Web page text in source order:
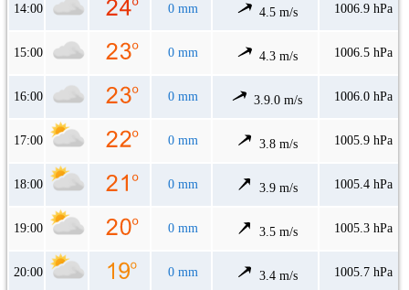
14:00 0 mm 4.5 m/s 1006.9 hPa
15:00 0 mm 4.3 m/s 1006.5 hPa
16:00 0 mm 3.9.0 m/s 1006.0 hPa
17:00 0 mm 3.8 m/s 1005.9 hPa
18:00 0 mm 3.9 m/s 1005.4 hPa
19:00 0 mm 3.5 m/s 1005.3 hPa
20:00 0 mm 3.4 m/s 1005.7 hPa